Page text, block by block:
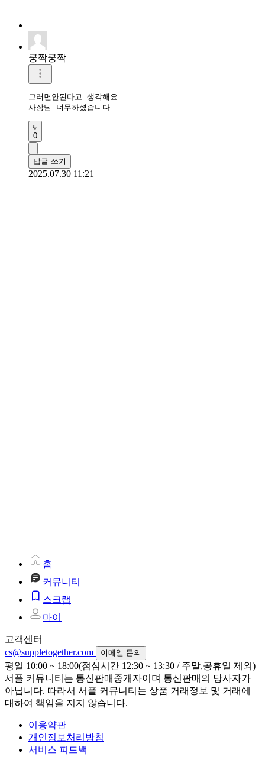
쿵짝쿵짝
그러면안된다고 생각해요
사장님 너무하셨습니다
0
답글 쓰기
2025.07.30 11:21
홈
커뮤니티
스크랩
마이
고객센터
cs@suppletogether.com
이메일 문의
평일 10:00 ~ 18:00(점심시간 12:30 ~ 13:30 / 주말,공휴일 제외)
서플 커뮤니티는 통신판매중개자이며 통신판매의 당사자가
아닙니다. 따라서 서플 커뮤니티는 상품 거래정보 및 거래에
대하여 책임을 지지 않습니다.
이용약관
개인정보처리방침
서비스 피드백